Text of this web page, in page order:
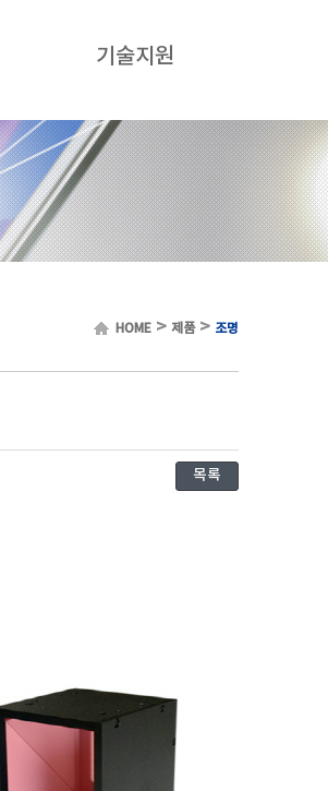
기술지원
HOME > 제품> 조명
목록